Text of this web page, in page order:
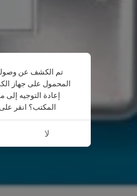
تم الكشف عن
المحمول على جهاز
إعادة التوجيه
المكتب؟ انقر
لا